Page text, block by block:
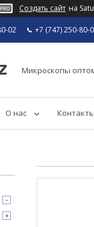
Создать сайт на
02 +7 (747) 250-80-
Микроскопы
О нас Контакты